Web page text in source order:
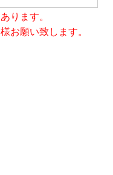
ります。
お願い致します。